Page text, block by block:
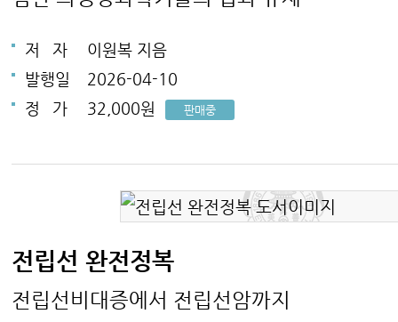
저 자
이원복 지음
발행일
2026-04-10
정
가 32,000원 판매중
전립선 완전정복
전립선비대증에서 전립선암까지